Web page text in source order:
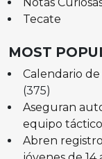
Tecate
MOST
Calendario
(375)
Aseguran
equipo
Abren